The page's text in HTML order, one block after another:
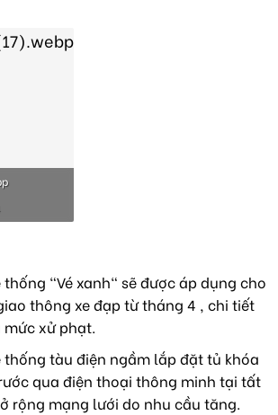
thống "Vé xanh" sẽ được áp dụng cho
thông xe đạp từ tháng 4 , chi tiết
xử phạt.
thống tàu điện ngầm lắp đặt tủ khóa
qua điện thoại thông minh tại tất
rộng mạng lưới do nhu cầu tăng.